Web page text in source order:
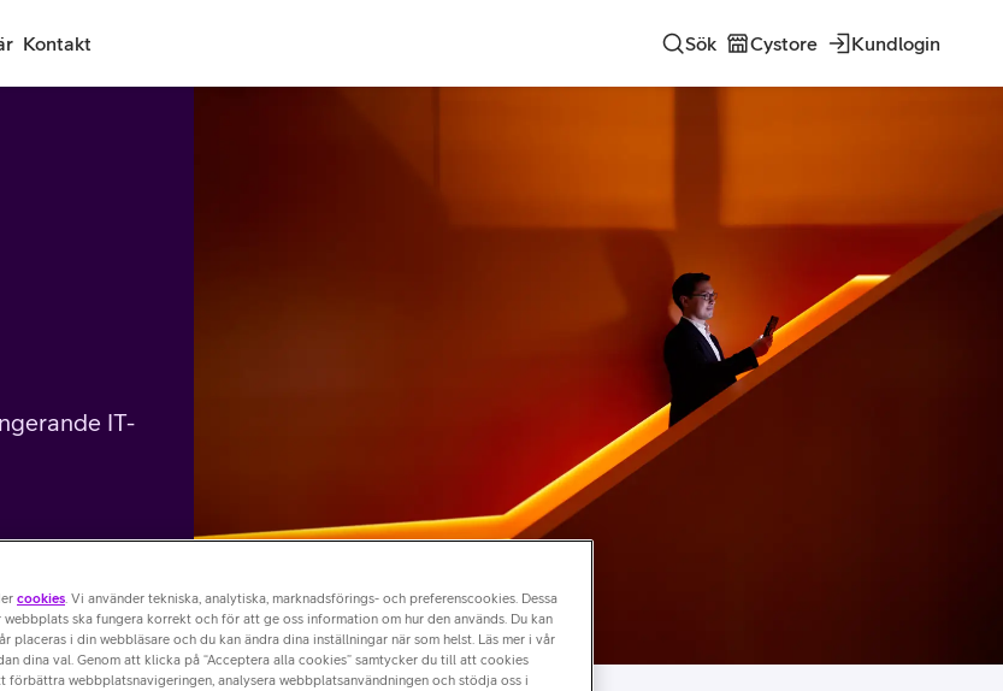
Kontakt Sök Cystore Kundlogin
IT-
cookies . Vi använder tekniska, analytiska, marknadsförings- och preferenscookies. Dessa
ska fungera korrekt och för att ge oss information om hur den används. Du kan
placeras i din webbläsare och du kan ändra dina inställningar när som helst. Läs mer i vår
dina val. Genom att klicka på “Acceptera alla cookies” samtycker du till att cookies
förbättra webbplatsnavigeringen, analysera webbplatsanvändningen och stödja oss i